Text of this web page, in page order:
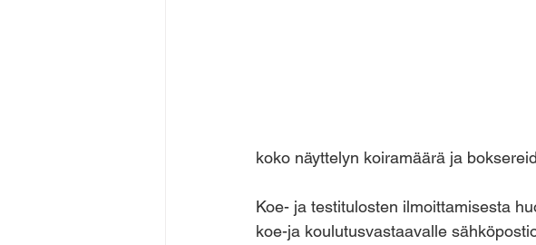
koko näyttelyn koiramäärä ja
​Koe- ja testitulosten ilmoittamisesta
koe-ja koulutusvastaavalle